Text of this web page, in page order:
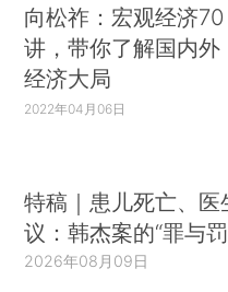
向松祚：宏观经济70
讲，带你了解国内外
经济大局
2022年04月06日
特稿｜患儿死亡、医
议：韩杰案的“罪与
2026年08月09日